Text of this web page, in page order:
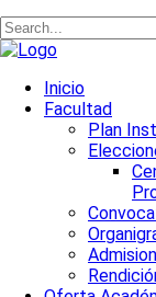
Inicio
Facultad
Plan